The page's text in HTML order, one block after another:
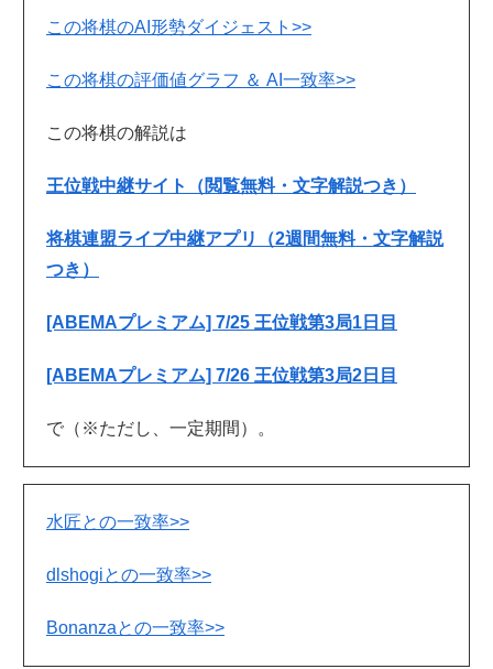
この将棋のAI形勢ダイジェスト>>
この将棋の評価値グラフ ＆ AI一致率>>
この将棋の解説は
王位戦中継サイト（閲覧無料・文字解説つき）
将棋連盟ライブ中継アプリ（2週間無料・文字解説
つき）
[ABEMAプレミアム] 7/25 王位戦第3局1日目
[ABEMAプレミアム] 7/26 王位戦第3局2日目
で（※ただし、一定期間）。
水匠との一致率>>
dlshogiとの一致率>>
Bonanzaとの一致率>>